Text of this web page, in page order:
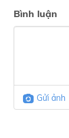
Bình luận
Gửi ảnh